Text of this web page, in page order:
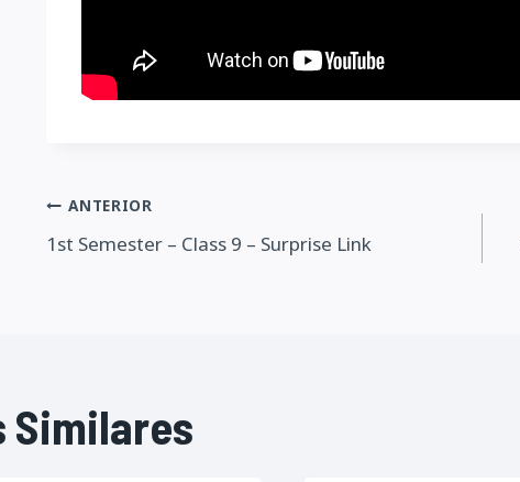
Navegação
de
ANTERIOR
1st Semester – Class 9 – Surprise Link
Similares